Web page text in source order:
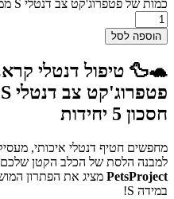
כמות של פטפרוג'קט צב דנטלי S ממולא ברווז 5 יח' במארז 1 יחידות
הוספה לסל
🐢🦆 טיפול דנטלי
חסכון 5 יחידות
מחפשים חטיף דנטלי איכותי,
למבנה הלסת של הכלב הקטן
PetsProject מציג את הפתרון
במידה S!